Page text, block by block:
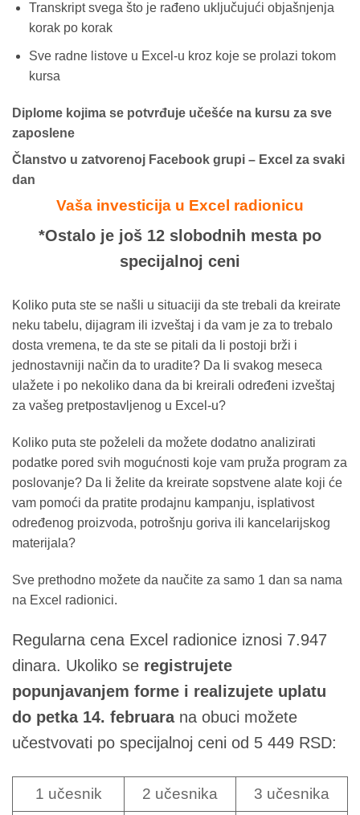
Transkript svega što je rađeno uključujući objašnjenja
korak po korak
Sve radne listove u Excel-u kroz koje se prolazi tokom
kursa
Diplome kojima se potvrđuje učešće na kursu za sve
zaposlene
Članstvo u zatvorenoj Facebook grupi – Excel za svaki
dan
Vaša investicija u Excel radionicu
*Ostalo je još 12 slobodnih mesta po
specijalnoj ceni
Koliko puta ste se našli u situaciji da ste trebali da kreirate
neku tabelu, dijagram ili izveštaj i da vam je za to trebalo
dosta vremena, te da ste se pitali da li postoji brži i
jednostavniji način da to uradite? Da li svakog meseca
ulažete i po nekoliko dana da bi kreirali određeni izveštaj
za vašeg pretpostavljenog u Excel-u?
Koliko puta ste poželeli da možete dodatno analizirati
podatke pored svih mogućnosti koje vam pruža program za
poslovanje? Da li želite da kreirate sopstvene alate koji će
vam pomoći da pratite prodajnu kampanju, isplativost
određenog proizvoda, potrošnju goriva ili kancelarijskog
materijala?
Sve prethodno možete da naučite za samo 1 dan sa nama
na Excel radionici.
Regularna cena Excel radionice iznosi 7.947
dinara. Ukoliko se registrujete
popunjavanjem forme i realizujete uplatu
do petka 14. februarana obuci možete
učestvovati po specijalnoj ceni od 5 449 RSD:
1 učesnik 2 učesnika 3 učesnika